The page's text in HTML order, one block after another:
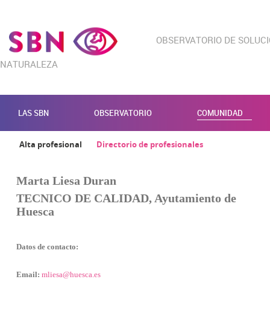
OBSERVATORIO DE
NATURALEZA
LAS SBN OBSERVATORIO COMUNIDAD
Alta profesional Directorio de profesionales
Marta Liesa Duran
TECNICO DE CALIDAD, Ayutamiento de
Huesca
Datos de contacto:
Email: mliesa@huesca.es